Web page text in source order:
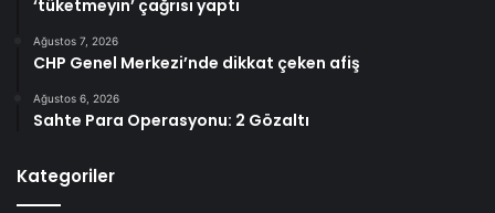
‘tüketmeyin’ çağrısı yaptı
Ağustos 7, 2026
CHP Genel Merkezi’nde dikkat çeken afiş
Ağustos 6, 2026
Sahte Para Operasyonu: 2 Gözaltı
Kategoriler